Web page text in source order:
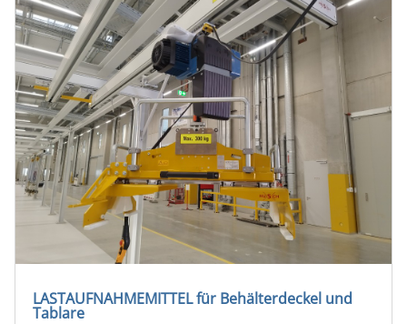
LASTAUFNAHMEMITTEL für Behälterdeckel und
Tablare